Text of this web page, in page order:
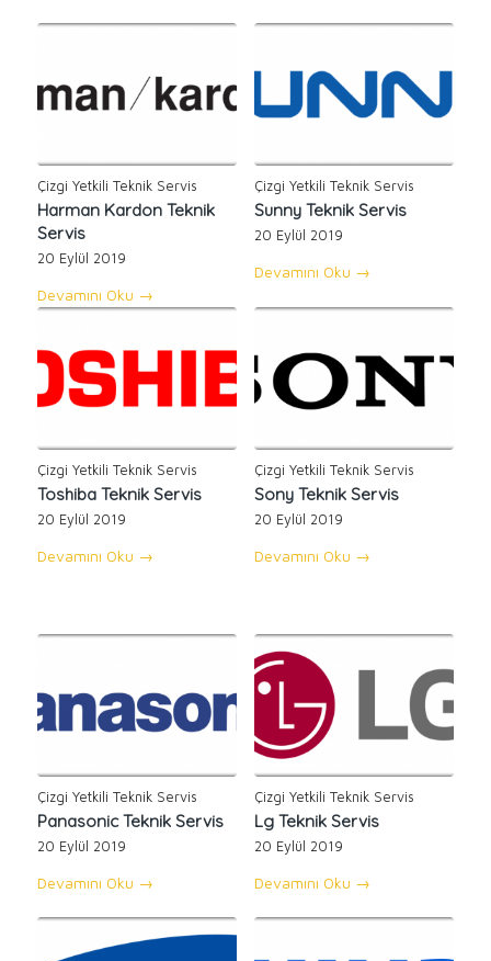
Çizgi Yetkili Teknik Servis
Harman Kardon Teknik
Servis
20 Eylül 2019
Devamını Oku →
Çizgi Yetkili Teknik Servis
Sunny Teknik Servis
20 Eylül 2019
Devamını Oku →
Çizgi Yetkili Teknik Servis
Toshiba Teknik Servis
20 Eylül 2019
Devamını Oku →
Çizgi Yetkili Teknik Servis
Sony Teknik Servis
20 Eylül 2019
Devamını Oku →
Çizgi Yetkili Teknik Servis
Panasonic Teknik Servis
20 Eylül 2019
Devamını Oku →
Çizgi Yetkili Teknik Servis
Lg Teknik Servis
20 Eylül 2019
Devamını Oku →